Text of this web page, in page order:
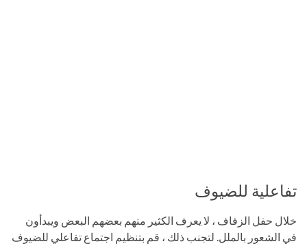
تفاعلية للضيوف
خلال حفل الزفاف ، لا يعرف الكثير منهم بعضهم البعض ويبدأون
في الشعور بالملل. لتجنب ذلك ، قم بتنظيم اجتماع تفاعلي للضيوف